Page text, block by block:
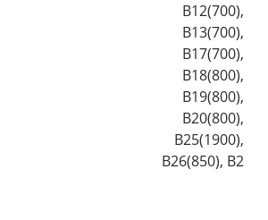
B12(700),
B13(700),
B17(700),
B18(800),
B19(800),
B20(800),
B25(1900),
B26(850), B2